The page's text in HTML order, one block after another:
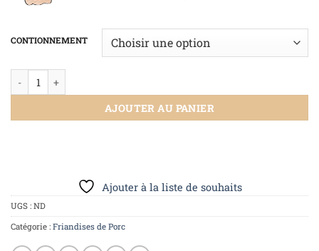
CONTIONNEMENT
AJOUTER AU PANIER
Ajouter à la liste de souhaits
UGS : ND
Catégorie : Friandises de Porc